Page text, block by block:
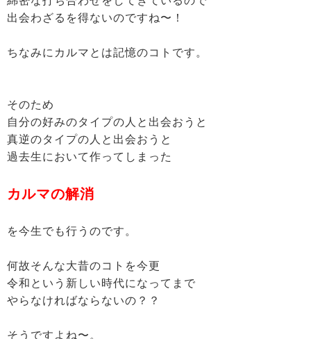
出会わざるを得ないのですね〜！
ちなみにカルマとは記憶のコトです。
そのため
自分の好みのタイプの人と出会おうと
真逆のタイプの人と出会おうと
過去生において作ってしまった
カルマの解消
を今生でも行うのです。
何故そんな大昔のコトを今更
令和という新しい時代になってまで
やらなければならないの？？
そうですよね〜。